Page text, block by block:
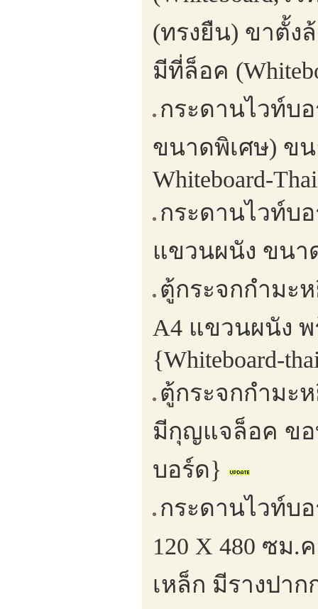
(ทรงยืน) ขาตั้ง
มีที่ล็อค
กระดานไวท์บ
ขนาดพิเศษ) ข
Whiteboard-
กระดานไวท์บ
แขวนผนัง ขนาด
ตู้กระจกกำมะ
A4 แขวนผนัง
{Whiteboard-
ตู้กระจกกำมะ
มีกุญแจล็อค ขอ
บอร์ด}
กระดานไวท์บ
120 X 480 ซม.
เหล็ก มีรางปา